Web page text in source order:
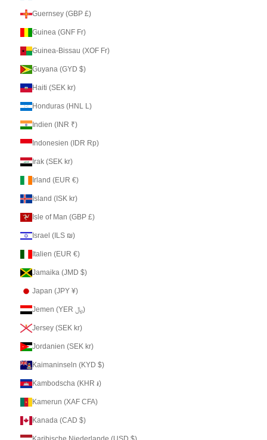
Guernsey (GBP £)
Guinea (GNF Fr)
Guinea-Bissau (XOF Fr)
Guyana (GYD $)
Haiti (SEK kr)
Honduras (HNL L)
Indien (INR ₹)
Indonesien (IDR Rp)
Irak (SEK kr)
Irland (EUR €)
Island (ISK kr)
Isle of Man (GBP £)
Israel (ILS ₪)
Italien (EUR €)
Jamaika (JMD $)
Japan (JPY ¥)
Jemen (YER ﷼)
Jersey (SEK kr)
Jordanien (SEK kr)
Kaimaninseln (KYD $)
Kambodscha (KHR ៛)
Kamerun (XAF CFA)
Kanada (CAD $)